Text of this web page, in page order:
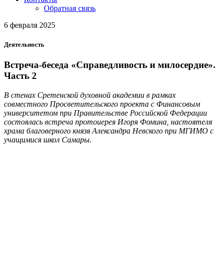
Обратная связь
6 февраля 2025
Деятельность
Встреча-беседа «Справедливость и милосердие».
Часть 2
В стенах Сретенской духовной академии в рамках
совместного Просветительского проекта с Финансовым
университетом при Правительстве Российской Федерации
состоялась встреча протоиерея Игоря Фомина, настоятеля
храма благоверного князя Александра Невского при МГИМО с
учащимися школ Самары.